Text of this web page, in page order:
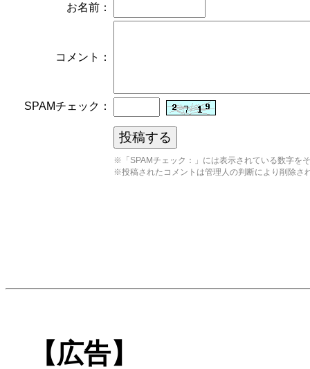
お名前：
コメント：
SPAMチェック：
※「SPAMチェック：」には表示されている数字を
※投稿されたコメントは管理人の判断により削除さ
【広告】